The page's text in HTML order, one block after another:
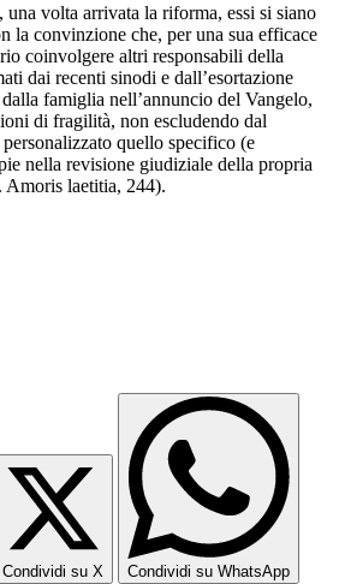
una volta arrivata la riforma, essi si siano
la convinzione che, per una sua efficace
coinvolgere altri responsabili della
dai recenti sinodi e dall’esortazione
famiglia nell’annuncio del Vangelo,
di fragilità, non escludendo dal
quello specifico (e
nella revisione giudiziale della propria
Amoris laetitia, 244).
Condividi su X Condividi su WhatsApp